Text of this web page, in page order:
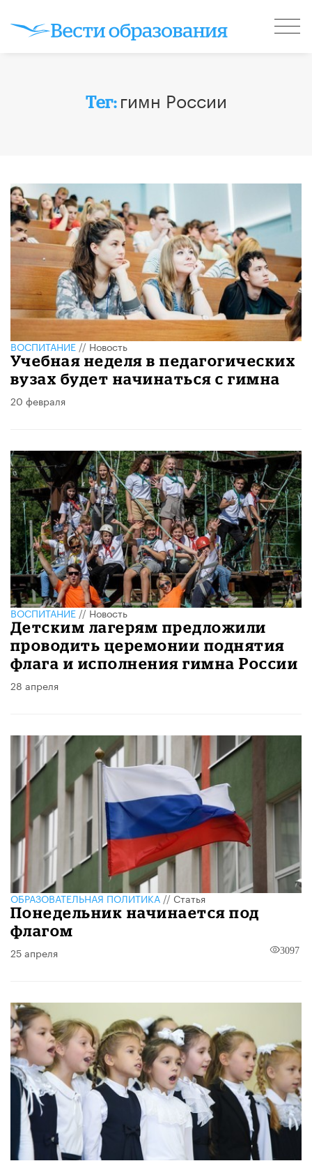
Тег: гимн России
ВОСПИТАНИЕ//Новость
Учебная неделя в педагогических
вузах будет начинаться с гимна
20 февраля
ВОСПИТАНИЕ//Новость
Детским лагерям предложили
проводить церемонии поднятия
флага и исполнения гимна России
28 апреля
ОБРАЗОВАТЕЛЬНАЯ ПОЛИТИКА//Статья
Понедельник начинается под
флагом
25 апреля 3097